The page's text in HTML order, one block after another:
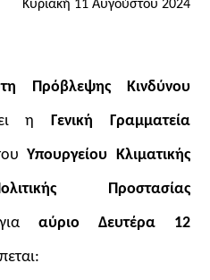
Κυριακή 11 Αυγούστου 2024
Πρόβλεψης Κινδύνου
η Γενική Γραμματεία
Υπουργείου Κλιματικής
Προστασίας
αύριο Δευτέρα 12